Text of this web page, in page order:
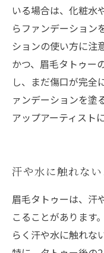
いる場合は、化粧水
らファンデーション
ションの使い方に注
かつ、眉毛タトゥー
し、まだ傷口が完全
ァンデーションを塗
アップアーティスト
汗や水に触れな
眉毛タトゥーは、汗
こることがあります
らく汗や水に触れな